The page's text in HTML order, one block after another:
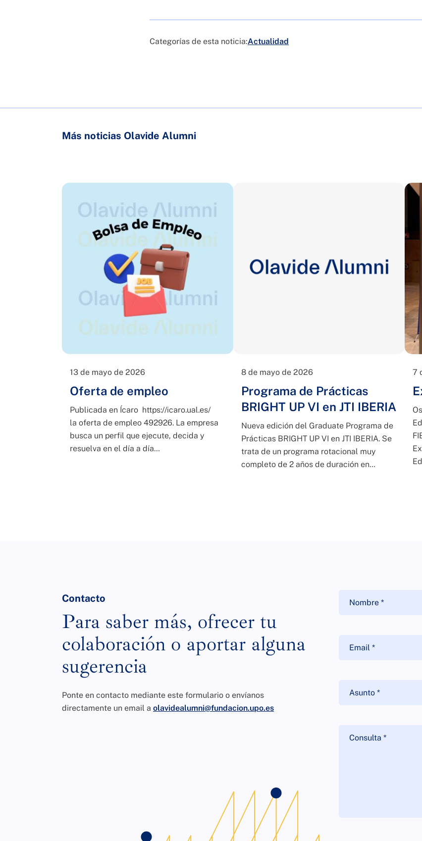
Categorías de esta noticia:Actualidad
Más noticias Olavide Alumni
13 de mayo de 2026
Oferta de empleo
Publicada en Ícaro https://icaro.ual.es/
la oferta de empleo 492926. La empresa
busca un perfil que ejecute, decida y
resuelva en el día a día…
8 de mayo de 2026
Programa de Prácticas
BRIGHT UP VI en JTI IBERIA
Nueva edición del Graduate Programa de
Prácticas BRIGHT UP VI en JTI IBERIA. Se
trata de un programa rotacional muy
completo de 2 años de duración en…
7
Contacto
Para saber más, ofrecer tu
colaboración o aportar alguna
sugerencia
Ponte en contacto mediante este formulario o envíanos
directamente un email a olavidealumni@fundacion.upo.es